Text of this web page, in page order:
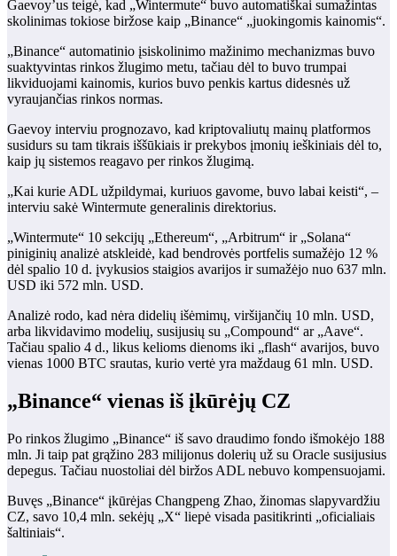
Gaevoy’us teigė, kad „Wintermute“ buvo automatiškai sumažintas
skolinimas tokiose biržose kaip „Binance“ „juokingomis kainomis“.
„Binance“ automatinio įsiskolinimo mažinimo mechanizmas buvo
suaktyvintas rinkos žlugimo metu, tačiau dėl to buvo trumpai
likviduojami kainomis, kurios buvo penkis kartus didesnės už
vyraujančias rinkos normas.
Gaevoy interviu prognozavo, kad kriptovaliutų mainų platformos
susidurs su tam tikrais iššūkiais ir prekybos įmonių ieškiniais dėl to,
kaip jų sistemos reagavo per rinkos žlugimą.
„Kai kurie ADL užpildymai, kuriuos gavome, buvo labai keisti“, –
interviu sakė Wintermute generalinis direktorius.
„Wintermute“ 10 sekcijų „Ethereum“, „Arbitrum“ ir „Solana“
piniginių analizė atskleidė, kad bendrovės portfelis sumažėjo 12 %
dėl spalio 10 d. įvykusios staigios avarijos ir sumažėjo nuo 637 mln.
USD iki 572 mln. USD.
Analizė rodo, kad nėra didelių išėmimų, viršijančių 10 mln. USD,
arba likvidavimo modelių, susijusių su „Compound“ ar „Aave“.
Tačiau spalio 4 d., likus kelioms dienoms iki „flash“ avarijos, buvo
vienas 1000 BTC srautas, kurio vertė yra maždaug 61 mln. USD.
„Binance“ vienas iš įkūrėjų CZ
Po rinkos žlugimo „Binance“ iš savo draudimo fondo išmokėjo 188
mln. Ji taip pat grąžino 283 milijonus dolerių už su Oracle susijusius
depegus. Tačiau nuostoliai dėl biržos ADL nebuvo kompensuojami.
Buvęs „Binance“ įkūrėjas Changpeng Zhao, žinomas slapyvardžiu
CZ, savo 10,4 mln. sekėjų „X“ liepė visada pasitikrinti „oficialiais
šaltiniais“.